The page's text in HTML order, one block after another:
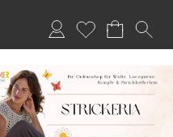
Anmelden
Merkliste